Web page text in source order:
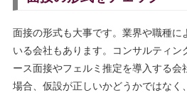
面接の形式も大事です。業界や職種に
いる会社もあります。コンサルティン
ース面接やフェルミ推定を導入する会
場合、仮設が正しいかどうかではなく